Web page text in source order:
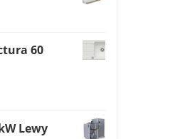
60
Lewy